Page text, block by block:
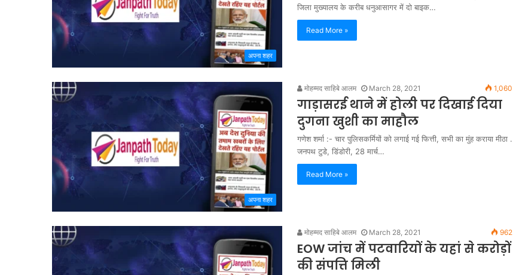
अपना शहर
जिला मुख्यालय के करीब धनुआसागर में दो बाइक…
Read More »
अपना शहर
मोहम्मद साहिबे आलम March 28, 2021 1,060
गाड़ासरई थाने में होली पर दिखाई दिया
दुगना खुशी का माहौल
गणेश शर्मा :- चार पुलिसकर्मियों को लगाई गई फित्ती, सभी का मुंह कराया मीठा .
जनपथ टुडे, डिंडोरी, 28 मार्च…
Read More »
मोहम्मद साहिबे आलम March 28, 2021 962
EOW जांच में पटवारियों के यहां से करोड़ों
की संपत्ति मिली